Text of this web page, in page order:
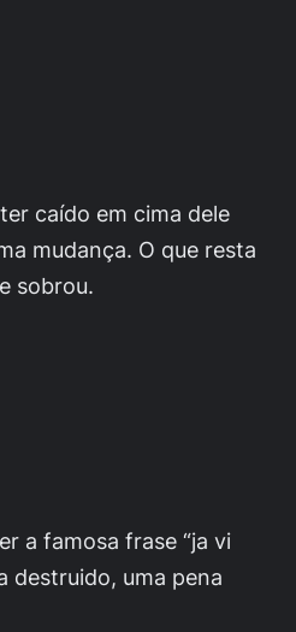
caído em cima dele
mudança. O que resta
sobrou.
a famosa frase “ja vi
destruido, uma pena